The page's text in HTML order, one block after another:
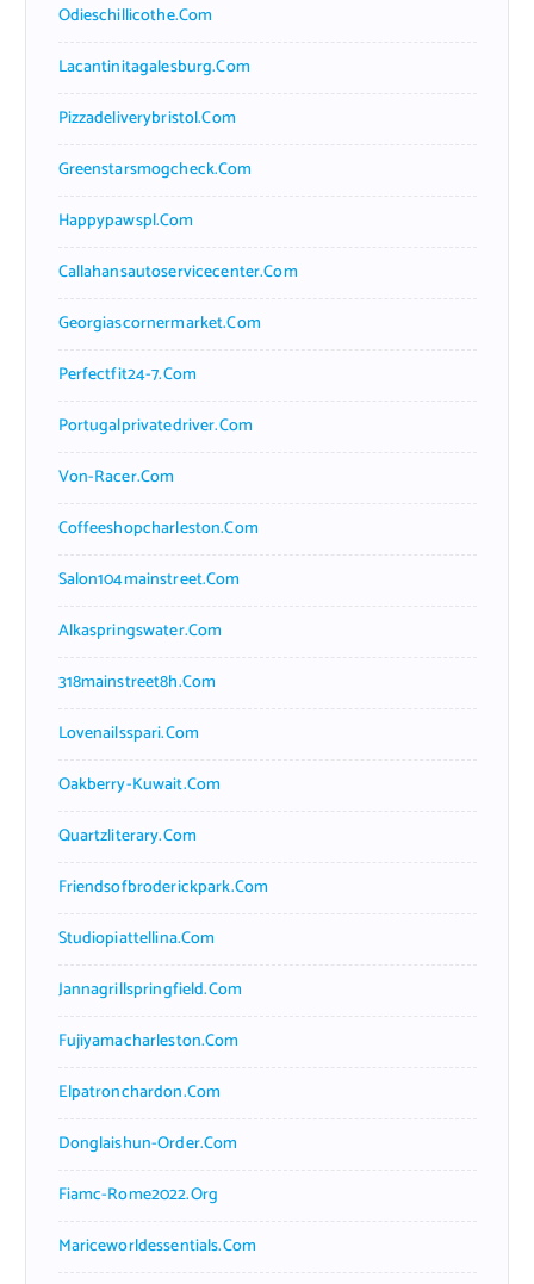
Odieschillicothe.com
Lacantinitagalesburg.com
Pizzadeliverybristol.com
Greenstarsmogcheck.com
Happypawspl.com
Callahansautoservicecenter.com
Georgiascornermarket.com
Perfectfit24-7.com
Portugalprivatedriver.com
Von-Racer.com
Coffeeshopcharleston.com
Salon104mainstreet.com
Alkaspringswater.com
318mainstreet8h.com
Lovenailsspari.com
Oakberry-Kuwait.com
Quartzliterary.com
Friendsofbroderickpark.com
Studiopiattellina.com
Jannagrillspringfield.com
Fujiyamacharleston.com
Elpatronchardon.com
Donglaishun-Order.com
Fiamc-Rome2022.org
Mariceworldessentials.com